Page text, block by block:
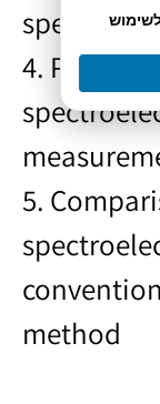
4.
5.
method